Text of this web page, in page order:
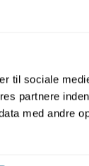
til sociale
partnere
med andre